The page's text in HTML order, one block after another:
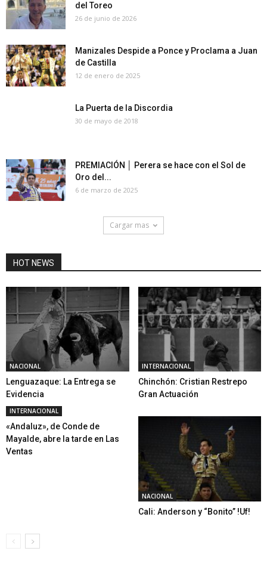
del Toreo
26 de junio de 2026
Manizales Despide a Ponce y Proclama a Juan
de Castilla
12 de enero de 2025
La Puerta de la Discordia
30 de mayo de 2018
PREMIACIÓN │ Perera se hace con el Sol de
Oro del...
6 de marzo de 2025
Cargar mas
HOT NEWS
NACIONAL
Lenguazaque: La Entrega se
Evidencia
INTERNACIONAL
Chinchón: Cristian Restrepo
Gran Actuación
INTERNACIONAL
«Andaluz», de Conde de
Mayalde, abre la tarde en Las
Ventas
NACIONAL
Cali: Anderson y “Bonito” !Uf!